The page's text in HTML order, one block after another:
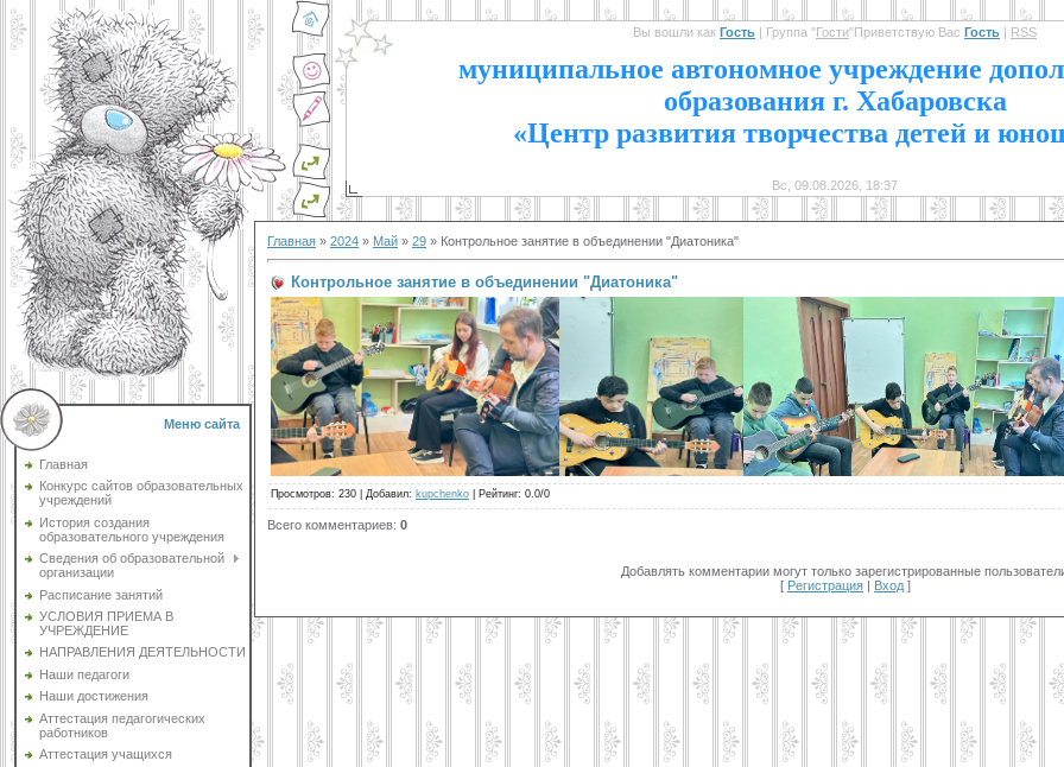
Меню сайта
Главная
Конкурс сайтов образовательных
учреждений
История создания
образовательного учреждения
Сведения об образовательной
организации
Расписание занятий
УСЛОВИЯ ПРИЕМА В
УЧРЕЖДЕНИЕ
НАПРАВЛЕНИЯ ДЕЯТЕЛЬНОСТИ
Наши педагоги
Наши достижения
Аттестация педагогических
работников
Аттестация учащихся
Вы вошли как Гость | Группа "Гости"Приветствую Вас Гость | RSS
муниципальное автономное учреждение
образования г. Хабаровска
«Центр развития творчества детей и
Вс, 09.08.2026, 18:37
Главная » 2024 » Май » 29 » Контрольное занятие в объединении "Диатоника"
Контрольное занятие в объединении "Диатоника"
Просмотров: 230 Добавил: kupchenko Рейтинг: 0.0/0
Всего комментариев: 0
Добавлять комментарии могут только зарегистрированные
[ Регистрация | Вход ]